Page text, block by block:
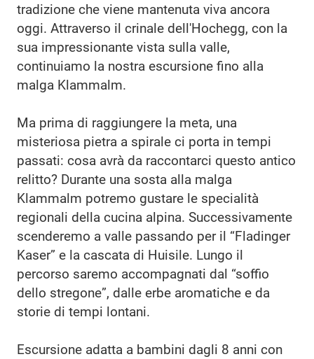
tradizione che viene mantenuta viva ancora
oggi. Attraverso il crinale dell'Hochegg, con la
sua impressionante vista sulla valle,
continuiamo la nostra escursione fino alla
malga Klammalm.
Ma prima di raggiungere la meta, una
misteriosa pietra a spirale ci porta in tempi
passati: cosa avrà da raccontarci questo antico
relitto? Durante una sosta alla malga
Klammalm potremo gustare le specialità
regionali della cucina alpina. Successivamente
scenderemo a valle passando per il “Fladinger
Kaser” e la cascata di Huisile. Lungo il
percorso saremo accompagnati dal “soffio
dello stregone”, dalle erbe aromatiche e da
storie di tempi lontani.
Escursione adatta a bambini dagli 8 anni con